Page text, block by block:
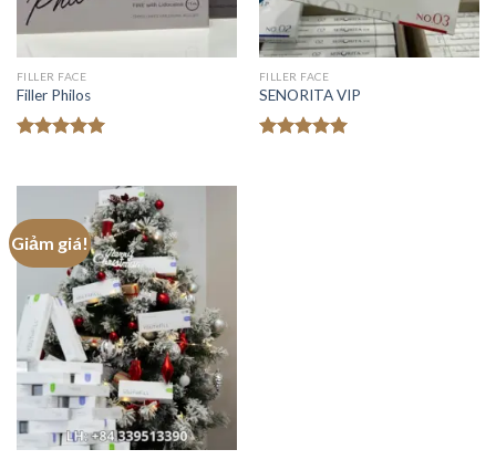
FILLER FACE
Filler Philos
5 sao
FILLER FACE
SENORITA VIP
Giảm giá!